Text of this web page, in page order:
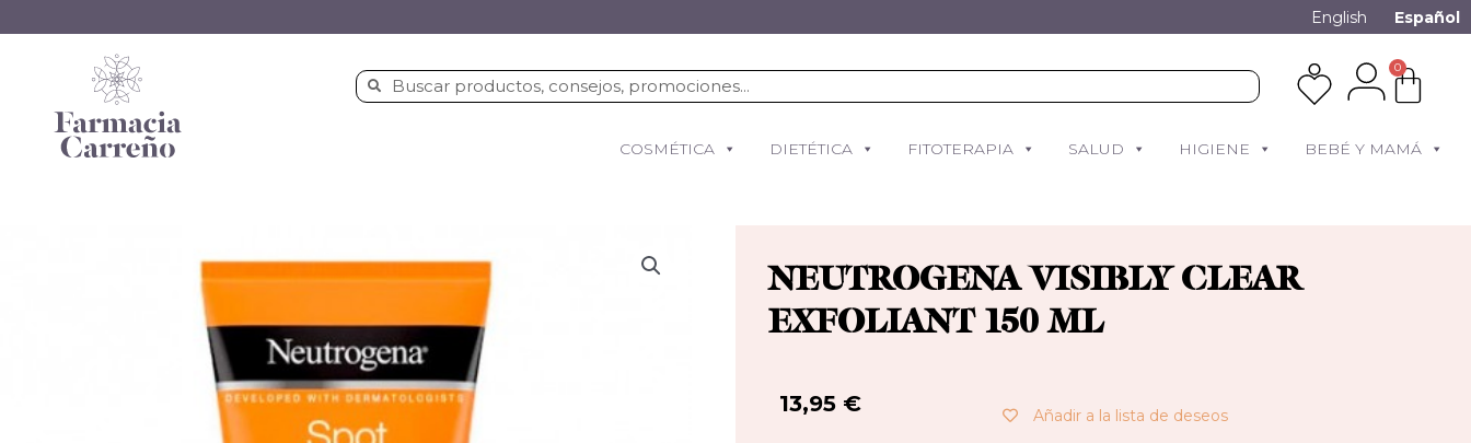
English Español
0
COSMÉTICA DIETÉTICA FITOTERAPIA SALUD HIGIENE BEBÉ Y MAMÁ
NEUTROGENA VISIBLY CLEAR
EXFOLIANT 150 ML
13,95 € Añadir a la lista de deseos